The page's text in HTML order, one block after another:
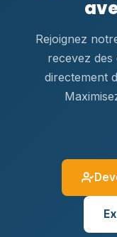
Rejoignez
recevez des
directement